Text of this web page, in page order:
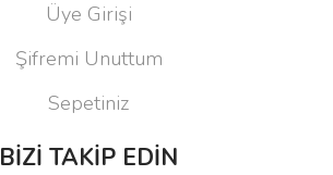
Üye Girişi
Şifremi Unuttum
Sepetiniz
BİZİ TAKİP EDİN